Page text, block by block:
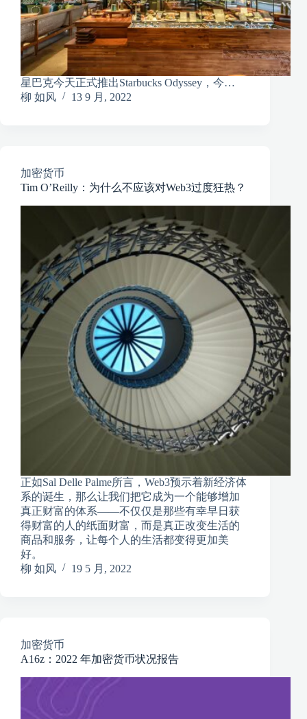
星巴克今天正式推出Starbucks Odyssey，今…
柳 如风
13 9 月, 2022
加密货币
Tim O’Reilly：为什么不应该对Web3过度狂热？
正如Sal Delle Palme所言，Web3预示着新经济体
系的诞生，那么让我们把它成为一个能够增加
真正财富的体系——不仅仅是那些有幸早日获
得财富的人的纸面财富，而是真正改变生活的
商品和服务，让每个人的生活都变得更加美
好。
柳 如风
19 5 月, 2022
加密货币
A16z：2022 年加密货币状况报告